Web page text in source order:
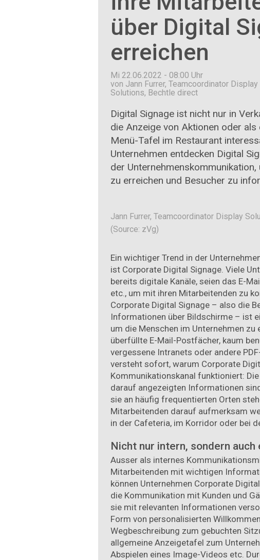
über Digital
erreichen
Mi 22.06.2022 - 08:00 Uhr
von Jann Furrer, Teamcoordinator Display
Solutions, Bechtle direct
Digital Signage ist nicht nur in
die Anzeige von Aktionen oder als
Menü-Tafel im Restaurant
Unternehmen entdecken Digital
der
zu erreichen und Besucher zu
Jann Furrer, Teamcoordinator Display
(Source: zVg)
Ein wichtiger Trend in der
ist Corporate Digital Signage. Viele
bereits digitale Kanäle, seien das E-
etc., um mit ihren Mitarbeitenden zu
Corporate Digital Signage – also die
Informationen über Bildschirme – ist
um die Menschen im Unternehmen zu
überfüllte E-Mail-Postfächer, kaum
vergessene Intranets oder andere
versteht sofort, warum Corporate
Kommunikationskanal funktioniert:
darauf angezeigten Informationen
sie an häufig frequentierten Orten
Mitarbeitenden darauf aufmerksam
in der Cafeteria, im Korridor oder bei
Nicht nur intern, sondern auch
Ausser als internes
Mitarbeitenden mit wichtigen
können Unternehmen Corporate
die Kommunikation mit Kunden und
sie mit relevanten Informationen
Form von personalisierten
Wegbeschreibung zum gebuchten
allgemeine Anzeigetafel zum
Abspielen eines Image-Videos etc.